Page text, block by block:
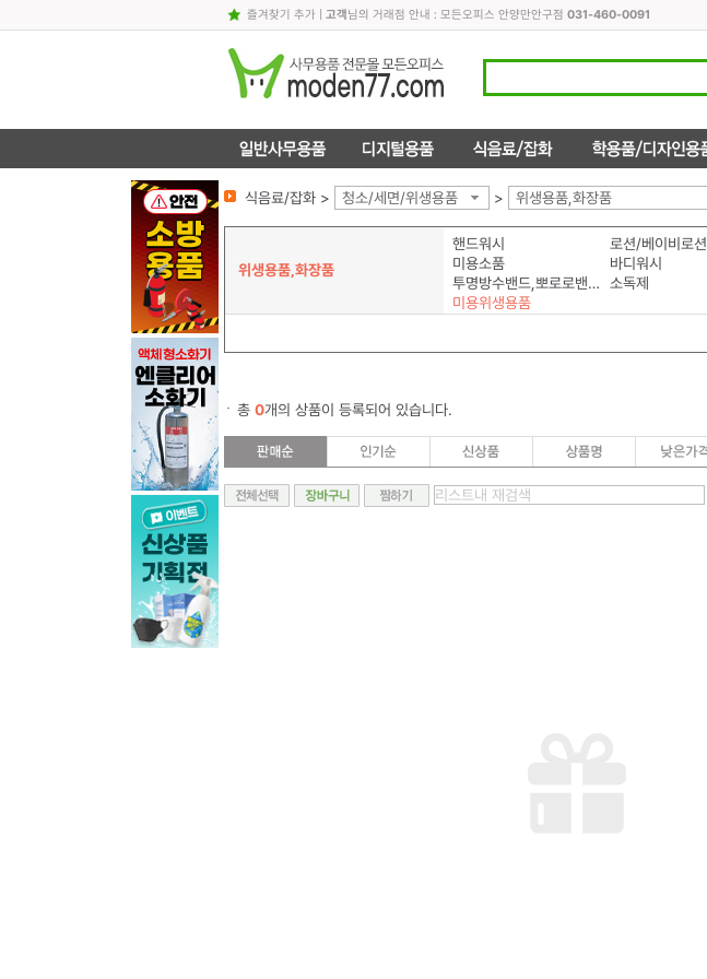
즐겨찾기 추가| 고객님의 거래점 안내 : 모든오피스 안양만안구점 031-460-0091
식음료/잡화 > 청소/세면/위생용품 > 위생용품,화장품
위생용품,화장품
핸드워시 로션/베이비로션
미용소품
바디워시
투명방수밴드,뽀로로밴드
소독제
미용위생용품
총 0개의 상품이 등록되어 있습니다.